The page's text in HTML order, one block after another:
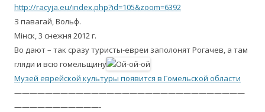
http://racyja.eu/index.php?id=105&zoom=6392
З павагай, Вольф.
Мінск, 3 снежня 2012 г.
Во дают – так сразу туристы-евреи заполонят Рогачев, а там
гляди и всю гомельщину
Музей еврейской культуры появится в Гомельской области
——————————————————————————————
———————————-